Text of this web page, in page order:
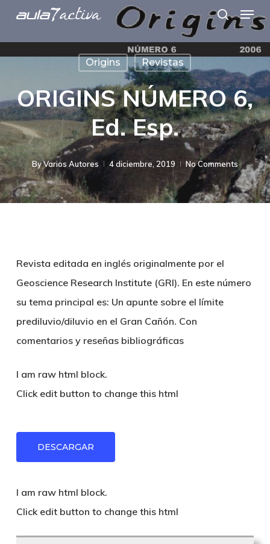
search
Menu
Origins Revistas
ORIGINS NÚMERO 6,
Ed. Esp.
ByVarios Autores 4 diciembre, 2019 No Comments
Revista editada en inglés originalmente por el
Geoscience Research Institute (GRI). En este número
su tema principal es: Un apunte sobre el límite
prediluvio/diluvio en el Gran Cañón. Con
comentarios y reseñas bibliográficas
I am raw html block.
Click edit button to change this html
DESCARGAR
I am raw html block.
Click edit button to change this html